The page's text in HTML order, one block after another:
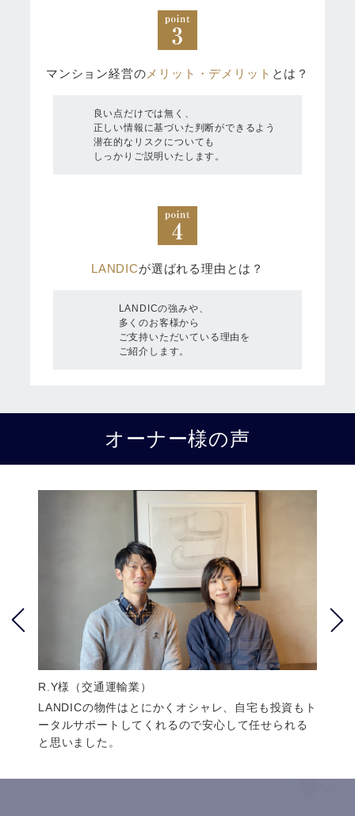
マンション経営の メリット・デメリット とは？
良い点だけでは無く、
正しい情報に基づいた判断ができるよう
潜在的なリスクについても
しっかりご説明いたします。
LANDICが選ばれる理由とは？
LANDICの強みや、
多くのお客様から
ご支持いただいている理由を
ご紹介します。
オーナー様の声
R.Y様（交通運輸業）
LANDICの物件はとにかくオシャレ、自宅も投資もト
ータルサポートしてくれるので安心して任せられる
と思いました。